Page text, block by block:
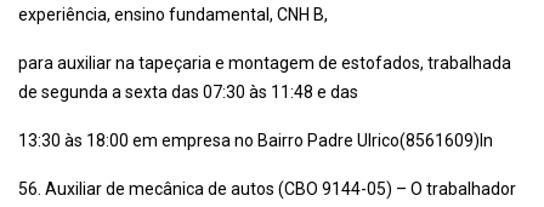
experiência, ensino fundamental, CNH B,
para auxiliar na tapeçaria e montagem de estofados, trabalhada
de segunda a sexta das 07:30 às 11:48 e das
13:30 às 18:00 em empresa no Bairro Padre Ulrico(8561609)In
56. Auxiliar de mecânica de autos (CBO 9144-05) – O trabalhador